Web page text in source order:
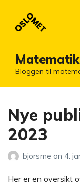
Bloggen til
Nye
2023
bjorsme on 4.
Her er en oversikt